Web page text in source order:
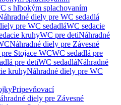
s hlbokým splachovaním
diely pre WC sedadlá
pre WC sedadláWC sedacie
kruhyWC pre detiNáhradné
Náhradné diely pre Závesné
Stojace WCWC sedadlá pre
pre detiWC sedadláNáhradné
kruhyNáhradné diely pre WC
Pripevňovací
diely pre Závesné